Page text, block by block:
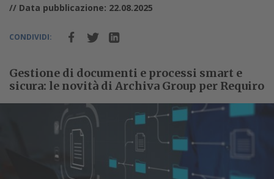
// Data pubblicazione: 22.08.2025
CONDIVIDI:
Gestione di documenti e processi smart e
sicura: le novità di Archiva Group per Requiro